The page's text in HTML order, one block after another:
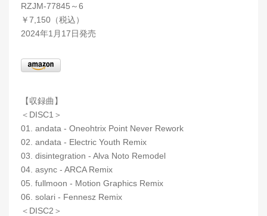
RZJM-77845～6
￥7,150（税込）
2024年1月17日発売
【収録曲】
＜DISC1＞
01. andata - Oneohtrix Point Never Rework
02. andata - Electric Youth Remix
03. disintegration - Alva Noto Remodel
04. async - ARCA Remix
05. fullmoon - Motion Graphics Remix
06. solari - Fennesz Remix
＜DISC2＞